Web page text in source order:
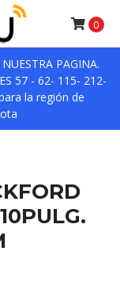
PAGINA.
57 - 62- 115- 212-
la región de
0